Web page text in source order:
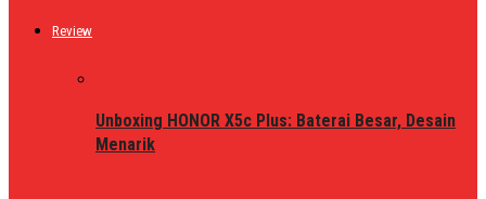
Review
Unboxing HONOR X5c Plus: Baterai Besar, Desain
Menarik